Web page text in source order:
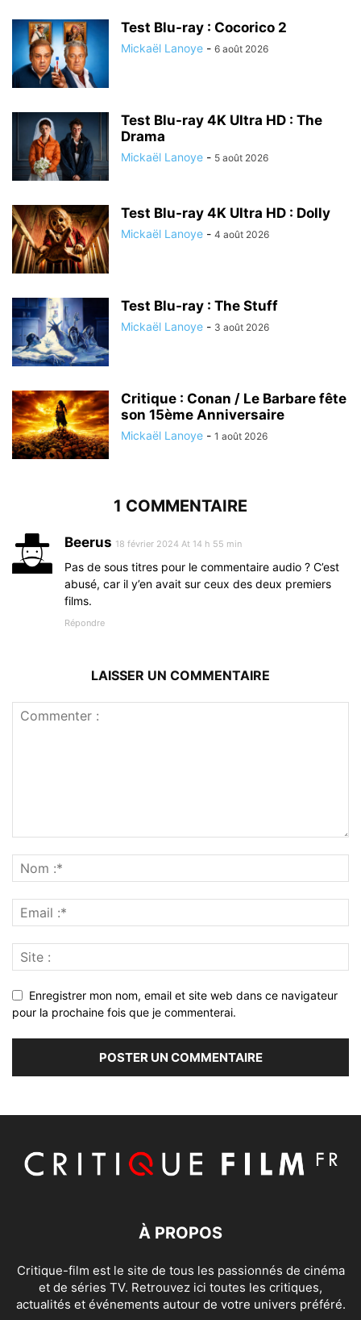
Test Blu-ray : Cocorico 2
Mickaël Lanoye - 6 août 2026
Test Blu-ray 4K Ultra HD : The
Drama
Mickaël Lanoye - 5 août 2026
Test Blu-ray 4K Ultra HD : Dolly
Mickaël Lanoye - 4 août 2026
Test Blu-ray : The Stuff
Mickaël Lanoye - 3 août 2026
Critique : Conan / Le Barbare fête
son 15ème Anniversaire
Mickaël Lanoye - 1 août 2026
1 COMMENTAIRE
Beerus 18 février 2024 At 14 h 55 min
Pas de sous titres pour le commentaire audio ? C’est
abusé, car il y’en avait sur ceux des deux premiers
films.
Répondre
LAISSER UN COMMENTAIRE
Enregistrer mon nom, email et site web dans ce navigateur
pour la prochaine fois que je commenterai.
À PROPOS
Critique-film est le site de tous les passionnés de cinéma
et de séries TV. Retrouvez ici toutes les critiques,
actualités et événements autour de votre univers préféré.